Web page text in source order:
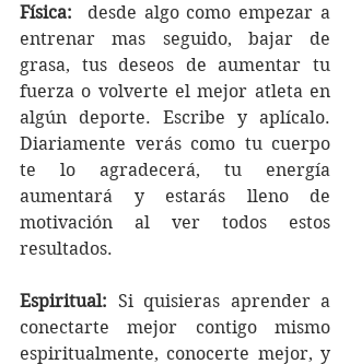
Física:
  desde algo como empezar a
entrenar mas seguido, bajar de
grasa, tus deseos de aumentar tu
fuerza o volverte el mejor atleta en
algún deporte. Escribe y aplícalo.
Diariamente verás como tu cuerpo
te lo agradecerá, tu energía
aumentará y estarás lleno de
motivación al ver todos estos
resultados.
Espiritual: Si quisieras aprender a
conectarte mejor contigo mismo
espiritualmente, conocerte mejor, y